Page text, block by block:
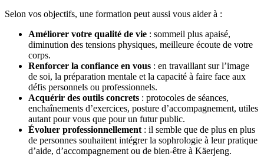
Selon vos objectifs, une formation peut aussi vous aider à :
Améliorer votre qualité de vie : sommeil plus apaisé,
diminution des tensions physiques, meilleure écoute de votre
corps.
Renforcer la confiance en vous : en travaillant sur l’image
de soi, la préparation mentale et la capacité à faire face aux
défis personnels ou professionnels.
Acquérir des outils concrets : protocoles de séances,
enchaînements d’exercices, posture d’accompagnement, utiles
autant pour vous que pour un futur public.
Évoluer professionnellement : il semble que de plus en plus
de personnes souhaitent intégrer la sophrologie à leur pratique
d’aide, d’accompagnement ou de bien-être à Käerjeng.